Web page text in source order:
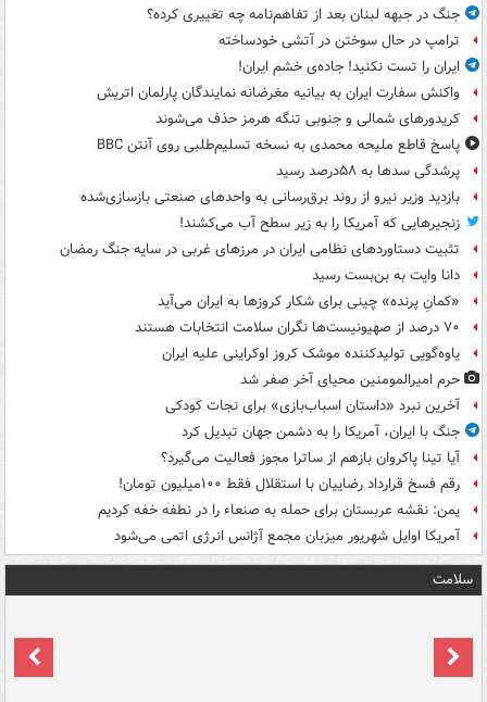
جنگ در جبهه لبنان بعد از تفاهم‌نامه چه تغییری کرده؟
ترامپ در حال سوختن در آتشی خودساخته
ایران را تست نکنید! جاده‌ی خشم ایران!
واکنش سفارت ایران به بیانیه مغرضانه نمایندگان پارلمان اتریش
کریدورهای شمالی و جنوبی تنگه هرمز حذف می‌شوند
پاسخ قاطع ملیحه محمدی به نسخه تسلیم‌طلبی روی آنتن BBC
پرشدگی سدها به ۵۸درصد رسید
بازدید وزیر نیرو از روند برق‌رسانی به واحدهای صنعتی بازسازی‌شده
زنجیرهایی که آمریکا را به زیر سطح آب می‌کشند!
تثبیت دستاوردهای نظامی ایران در مرزهای غربی در سایه جنگ رمضان
دانا وایت به بن‌بست رسید
«کمانِ پرنده» چینی برای شکار کروزها به ایران می‌آید
۷۰ درصد از صهیونیست‌ها نگران سلامت انتخابات هستند
یاوه‌گویی تولیدکننده موشک کروز اوکراینی علیه ایران
حرم امیرالمومنین محیای آخر صفر شد
آخرین نبرد «داستان اسباب‌بازی» برای نجات کودکی
جنگ با ایران، آمریکا را به دشمن جهان تبدیل کرد
آیا تینا پاکروان بازهم از ساترا مجوز فعالیت می‌گیرد؟
رقم فسخ قرارداد رضاییان با استقلال فقط ۱۰۰میلیون تومان!
یمن: نقشه عربستان برای حمله به صنعاء را در نطفه خفه کردیم
آمریکا اوایل شهریور میزبان مجمع آژانس انرژی اتمی می‌شود
سلامت